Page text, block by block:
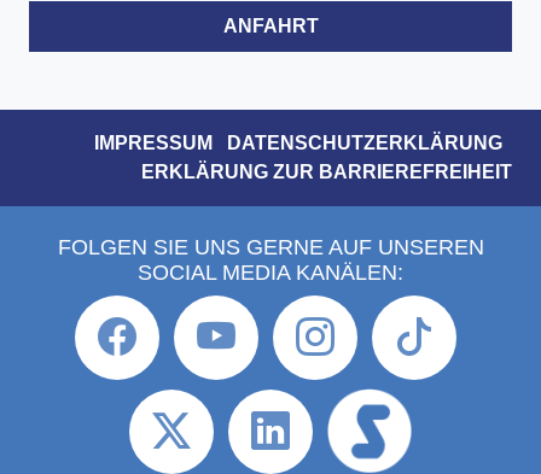
ANFAHRT
IMPRESSUM
DATENSCHUTZERKLÄRUNG
ERKLÄRUNG ZUR BARRIEREFREIHEIT
FOLGEN SIE UNS GERNE AUF UNSEREN
SOCIAL MEDIA KANÄLEN: